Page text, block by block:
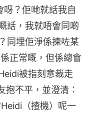
？佢哋就話我自
話，我就唔會同啲
同埋佢淨係揀咗某
正常嘅，但係總會
被指刻意裁走
抱不平，並澄清：
（揸機）呢一